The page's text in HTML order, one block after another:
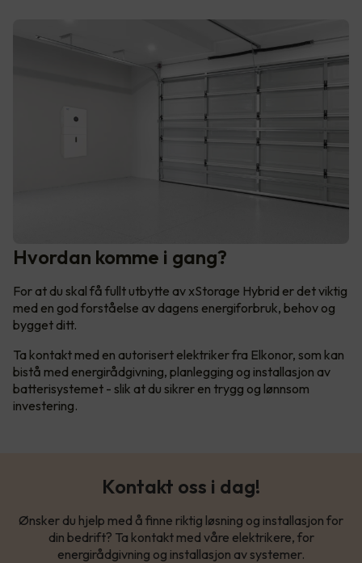
Hvordan komme i gang?
For at du skal få fullt utbytte av xStorage Hybrid er det viktig
med en god forståelse av dagens energiforbruk, behov og
bygget ditt.
Ta kontakt med en autorisert elektriker fra Elkonor, som kan
bistå med energirådgivning, planlegging og installasjon av
batterisystemet - slik at du sikrer en trygg og lønnsom
investering.
Kontakt oss i dag!
Ønsker du hjelp med å finne riktig løsning og installasjon for
din bedrift? Ta kontakt med våre elektrikere, for
energirådgivning og installasjon av systemer.